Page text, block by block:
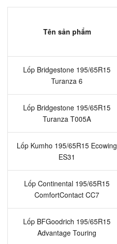
Tên sản phẩm
Lốp Bridgestone 195/65R15
Turanza 6
Lốp Bridgestone 195/65R15
Turanza T005A
Lốp Kumho 195/65R15 Ecowing
ES31
Lốp Continental 195/65R15
ComfortContact CC7
Lốp BFGoodrich 195/65R15
Advantage Touring